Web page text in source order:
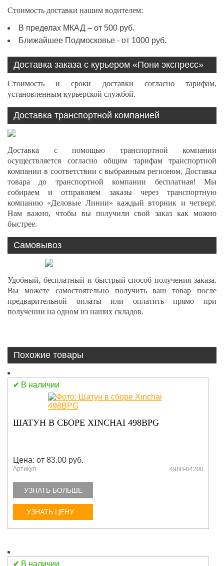
Стоимость доставки нашим водителем:
В пределах МКАД – от 500 руб.
Ближайшее Подмосковье - от 1000 руб.
Доставка заказа с курьером «Пони экспресс»
Стоимость и сроки доставки согласно тарифам,
установленным курьерской службой.
Доставка транспортной компанией
Доставка с помощью транспортной компании
осуществляется согласно общим тарифам транспортной
компании в соответствии с выбранным регионом. Доставка
товара до транспортной компании бесплатная! Мы
собираем и отправляем заказы через транспортную
компанию «Деловые Линии» каждый вторник и четверг.
Нам важно, чтобы вы получили свой заказ как можно
быстрее.
Самовывоз
Удобный, бесплатный и быстрый способ получения заказа.
Вы можете самостоятельно получить ваш товар после
предварительной оплаты или оплатить прямо при
получении на одном из наших складов.
Похожие товары
В наличии
ШАТУН В СБОРЕ XINCHAI 498BPG
Цена: от 83.00 руб.
Артикул 498B-04200
УЗНАТЬ БОЛЬШЕ
УЗНАТЬ ЦЕНУ
В наличии